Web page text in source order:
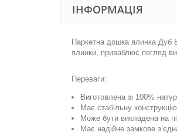
ІНФОРМАЦІЯ
Паркетна дошка ялинка Дуб
ялинки, приваблює погляд
Переваги:
Виготовлена зі 100%
Має стабільну
Може бути викладена на
Має надійне замкове